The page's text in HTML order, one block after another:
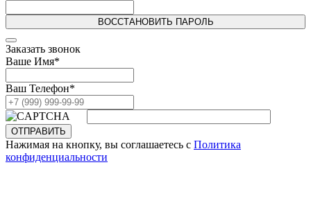
ВОССТАНОВИТЬ ПАРОЛЬ
Заказать звонок
Ваше Имя*
Ваш Телефон*
ОТПРАВИТЬ
Нажимая на кнопку, вы соглашаетесь с Политика
конфиденциальности